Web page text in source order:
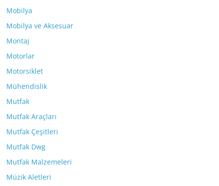
Mobilya
Mobilya ve Aksesuar
Montaj
Motorlar
Motorsiklet
Mühendislik
Mutfak
Mutfak Araçları
Mutfak Çeşitleri
Mutfak Dwg
Mutfak Malzemeleri
Müzik Aletleri